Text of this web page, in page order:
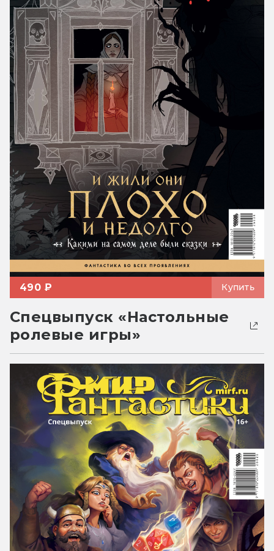
490 ₽ Купить
Спецвыпуск «Настольные
ролевые игры»